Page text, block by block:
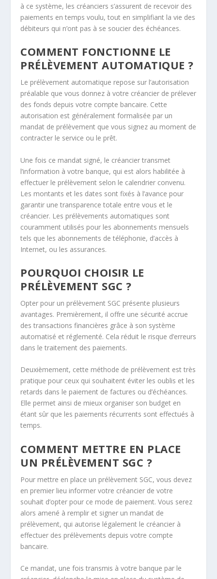
à ce système, les créanciers s’assurent de recevoir des
paiements en temps voulu, tout en simplifiant la vie des
débiteurs qui n’ont pas à se soucier des échéances.
COMMENT FONCTIONNE LE
PRÉLÈVEMENT AUTOMATIQUE ?
Le prélèvement automatique repose sur l’autorisation
préalable que vous donnez à votre créancier de prélever
des fonds depuis votre compte bancaire. Cette
autorisation est généralement formalisée par un
mandat de prélèvement que vous signez au moment de
contracter le service ou le prêt.
Une fois ce mandat signé, le créancier transmet
l’information à votre banque, qui est alors habilitée à
effectuer le prélèvement selon le calendrier convenu.
Les montants et les dates sont fixés à l’avance pour
garantir une transparence totale entre vous et le
créancier. Les prélèvements automatiques sont
couramment utilisés pour les abonnements mensuels
tels que les abonnements de téléphonie, d’accès à
Internet, ou les assurances.
POURQUOI CHOISIR LE
PRÉLÈVEMENT SGC ?
Opter pour un prélèvement SGC présente plusieurs
avantages. Premièrement, il offre une sécurité accrue
des transactions financières grâce à son système
automatisé et réglementé. Cela réduit le risque d’erreurs
dans le traitement des paiements.
Deuxièmement, cette méthode de prélèvement est très
pratique pour ceux qui souhaitent éviter les oublis et les
retards dans le paiement de factures ou d’échéances.
Elle permet ainsi de mieux organiser son budget en
étant sûr que les paiements récurrents sont effectués à
temps.
COMMENT METTRE EN PLACE
UN PRÉLÈVEMENT SGC ?
Pour mettre en place un prélèvement SGC, vous devez
en premier lieu informer votre créancier de votre
souhait d’opter pour ce mode de paiement. Vous serez
alors amené à remplir et signer un mandat de
prélèvement, qui autorise légalement le créancier à
effectuer des prélèvements depuis votre compte
bancaire.
Ce mandat, une fois transmis à votre banque par le